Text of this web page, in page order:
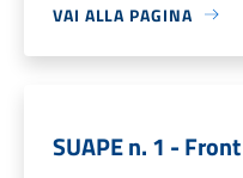
VAI ALLA PAGINA
SUAPE n. 1 -